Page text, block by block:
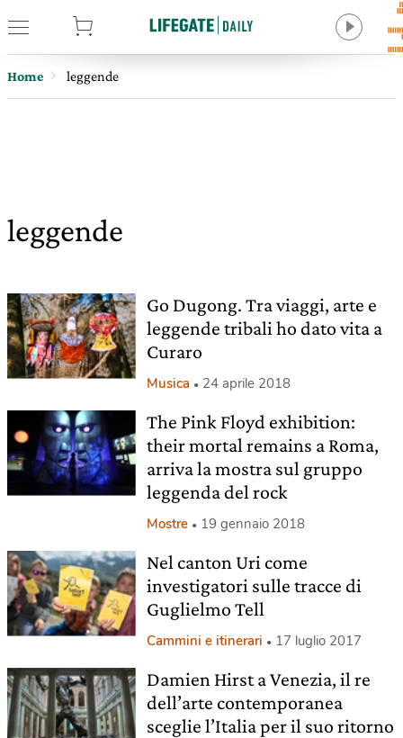
Home leggende
leggende
Go Dugong. Tra viaggi, arte e
leggende tribali ho dato vita a
Curaro
Musica 24 aprile 2018
The Pink Floyd exhibition:
their mortal remains a Roma,
arriva la mostra sul gruppo
leggenda del rock
Mostre 19 gennaio 2018
Nel canton Uri come
investigatori sulle tracce di
Guglielmo Tell
Cammini e itinerari 17 luglio 2017
Damien Hirst a Venezia, il re
dell’arte contemporanea
sceglie l’Italia per il suo ritorno